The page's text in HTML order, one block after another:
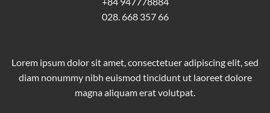
028. 668 357 66
Lorem ipsum dolor sit amet, consectetuer adipiscing elit, sed
diam nonummy nibh euismod tincidunt ut laoreet dolore
magna aliquam erat volutpat.